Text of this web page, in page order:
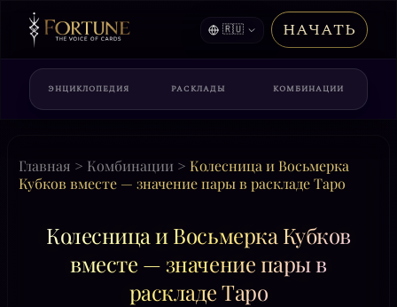
🇷🇺 НАЧАТЬ
ЭНЦИКЛОПЕДИЯ РАСКЛАДЫ КОМБИНАЦИИ
Главная > Комбинации > Колесница и Восьмерка
Кубков вместе — значение пары в раскладе Таро
Колесница и Восьмерка Кубков
вместе — значение пары в
раскладе Таро